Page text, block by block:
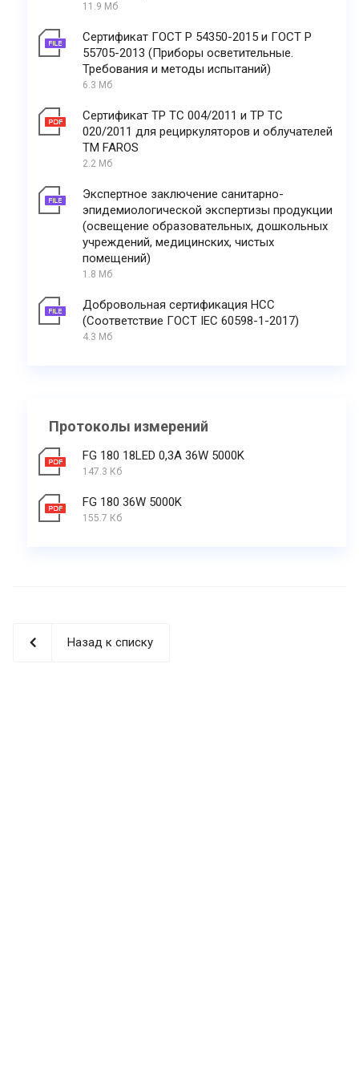
11.9 Мб
Сертификат ГОСТ Р 54350-2015 и ГОСТ Р
55705-2013 (Приборы осветительные.
Требования и методы испытаний)
6.3 Мб
Сертификат ТР ТС 004/2011 и ТР ТС
020/2011 для рециркуляторов и облучателей
ТМ FAROS
2.2 Мб
Экспертное заключение санитарно-
эпидемиологической экспертизы продукции
(освещение образовательных, дошкольных
учреждений, медицинских, чистых
помещений)
1.8 Мб
Добровольная сертификация НСС
(Соответствие ГОСТ IEC 60598-1-2017)
4.3 Мб
Протоколы измерений
FG 180 18LED 0,3A 36W 5000K
147.3 Кб
FG 180 36W 5000K
155.7 Кб
Назад к списку